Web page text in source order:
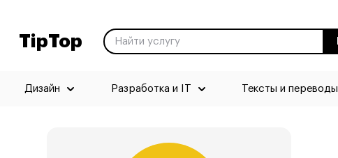
TipTop
Дизайн Разработка и IT Тексты и переводы